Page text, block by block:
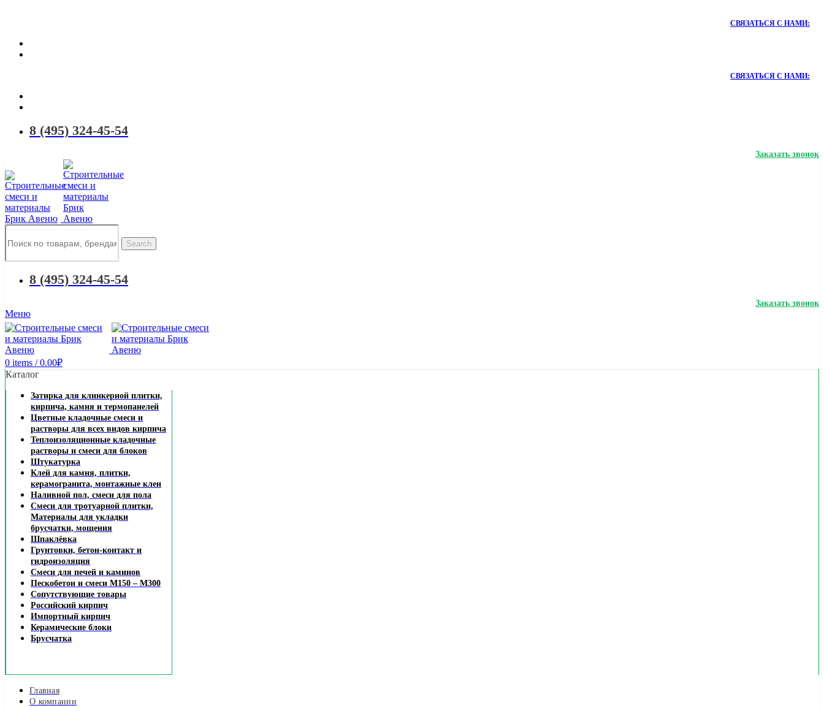
СВЯЗАТЬСЯ С НАМИ:
СВЯЗАТЬСЯ С НАМИ:
8 (495) 324-45-54
Заказать звонок
Search
8 (495) 324-45-54
Заказать звонок
Меню
0 items / 0.00₽
Каталог
Затирка для клинкерной плитки,
кирпича, камня и термопанелей
Цветные кладочные смеси и
растворы для всех видов кирпича
Теплоизоляционные кладочные
растворы и смеси для блоков
Штукатурка
Клей для камня, плитки,
керамогранита, монтажные клеи
Наливной пол, смеси для пола
Смеси для тротуарной плитки,
Материалы для укладки
брусчатки, мощения
Шпаклёвка
Грунтовки, бетон-контакт и
гидроизоляция
Смеси для печей и каминов
Пескобетон и смеси М150 – М300
Сопутствующие товары
Российский кирпич
Импортный кирпич
Керамические блоки
Брусчатка
Главная
О компании